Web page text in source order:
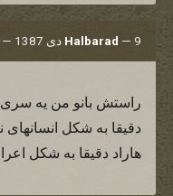
Halbarad — 9 دی 1387 — ساعت 19:25
راستش بانو من یه سری
دقیقا به شکل انسانهای
هاراد دقیقا به شکل